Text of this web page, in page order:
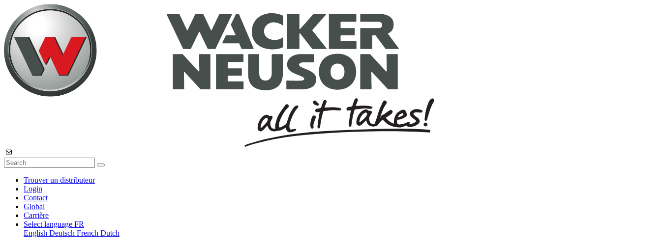
Trouver un distributeur
Login
Contact
Global
Carrière
Select language FR
English Deutsch French Dutch